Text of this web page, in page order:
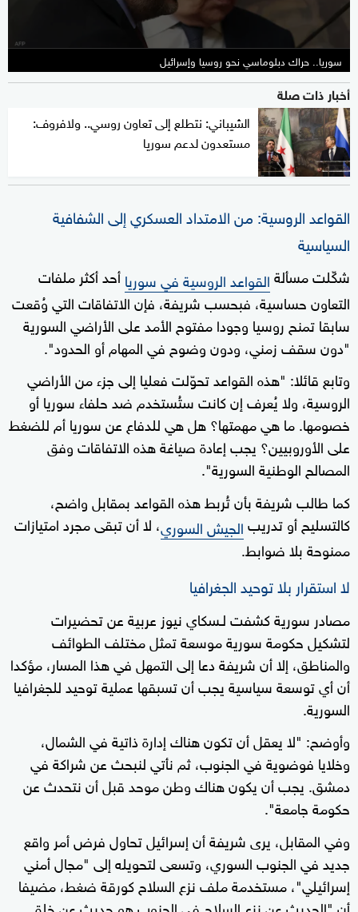
سوريا.. حراك دبلوماسي نحو روسيا وإسرائيل
أخبار ذات صلة
الشيباني: نتطلع إلى تعاون روسي.. ولافروف:
مستعدون لدعم سوريا
القواعد الروسية: من الامتداد العسكري إلى الشفافية
السياسية
شكّلت مسألةالقواعد الروسية في سورياأحد أكثر ملفات
التعاون حساسية، فبحسب شريفة، فإن الاتفاقات التي وُقعت
سابقا تمنح روسيا وجودا مفتوح الأمد على الأراضي السورية
"دون سقف زمني، ودون وضوح في المهام أو الحدود".
وتابع قائلا: "هذه القواعد تحوّلت فعليا إلى جزء من الأراضي
الروسية، ولا يُعرف إن كانت ستُستخدم ضد حلفاء سوريا أو
خصومها. ما هي مهمتها؟ هل هي للدفاع عن سوريا أم للضغط
على الأوروبيين؟ يجب إعادة صياغة هذه الاتفاقات وفق
المصالح الوطنية السورية".
كما طالب شريفة بأن تُربط هذه القواعد بمقابل واضح،
كالتسليح أو تدريبالجيش السوري، لا أن تبقى مجرد امتيازات
ممنوحة بلا ضوابط.
لا استقرار بلا توحيد الجغرافيا
مصادر سورية كشفت لـسكاي نيوز عربية عن تحضيرات
لتشكيل حكومة سورية موسعة تمثل مختلف الطوائف
والمناطق، إلا أن شريفة دعا إلى التمهل في هذا المسار، مؤكدا
أن أي توسعة سياسية يجب أن تسبقها عملية توحيد للجغرافيا
السورية.
وأوضح: "لا يعقل أن تكون هناك إدارة ذاتية في الشمال،
وخلايا فوضوية في الجنوب، ثم نأتي لنبحث عن شراكة في
دمشق. يجب أن يكون هناك وطن موحد قبل أن نتحدث عن
حكومة جامعة".
وفي المقابل، يرى شريفة أن إسرائيل تحاول فرض أمر واقع
جديد في الجنوب السوري، وتسعى لتحويله إلى "مجال أمني
إسرائيلي"، مستخدمة ملف نزع السلاح كورقة ضغط، مضيفا
أن "الحديث عن نزع السلاح في الجنوب هو حديث عن خلق